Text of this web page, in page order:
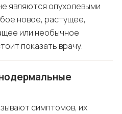
являются опухолевыми
новое, растущее,
или необычное
показать врачу.
симптомов, их